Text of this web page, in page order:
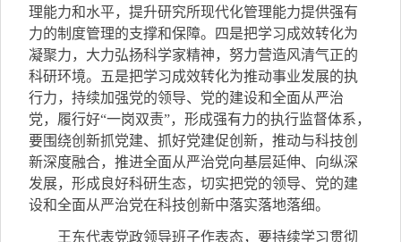
理能力和水平，提升研究所现代化管理能力提供强有
力的制度管理的支撑和保障。四是把学习成效转化为
凝聚力，大力弘扬科学家精神，努力营造风清气正的
科研环境。五是把学习成效转化为推动事业发展的执
行力，持续加强党的领导、党的建设和全面从严治
党，履行好“一岗双责”，形成强有力的执行监督体系，
要围绕创新抓党建、抓好党建促创新，推动与科技创
新深度融合，推进全面从严治党向基层延伸、向纵深
发展，形成良好科研生态，切实把党的领导、党的建
设和全面从严治党在科技创新中落实落地落细。
王东代表党政领导班子作表态，要持续学习贯彻